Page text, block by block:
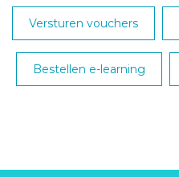
Versturen vouchers
Bestellen e-learning